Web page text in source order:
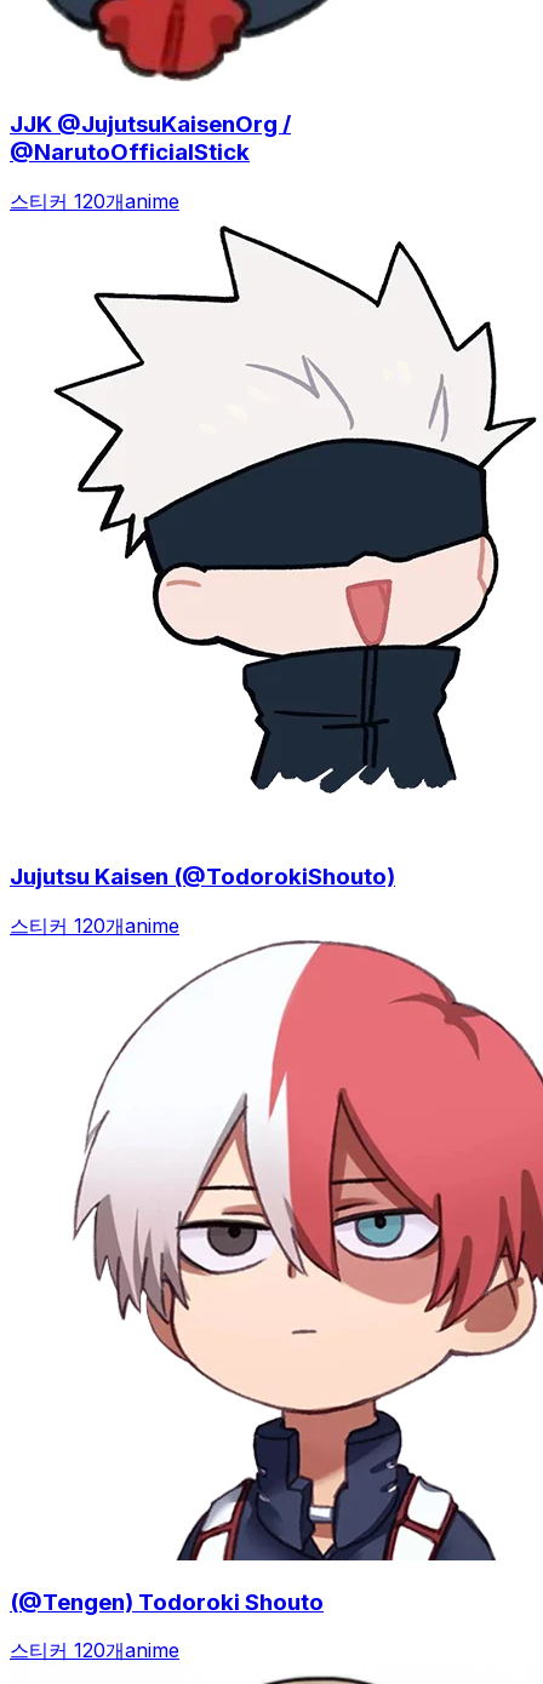
JJK @JujutsuKaisenOrg /
@NarutoOfficialStick
스티커 120개anime
Jujutsu Kaisen (@TodorokiShouto)
스티커 120개anime
(@Tengen) Todoroki Shouto
스티커 120개anime